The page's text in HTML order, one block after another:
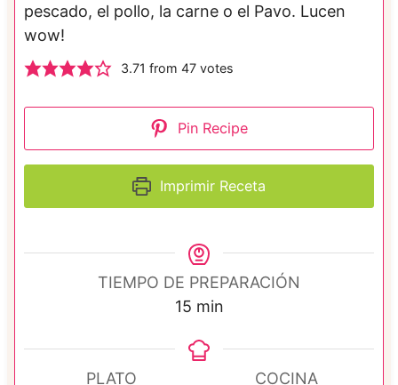
pescado, el pollo, la carne o el Pavo. Lucen
wow!
3.71 from 47votes
Pin Recipe
Imprimir Receta
TIEMPO DE PREPARACIÓN
15m
n
min
PLATO
COCINA